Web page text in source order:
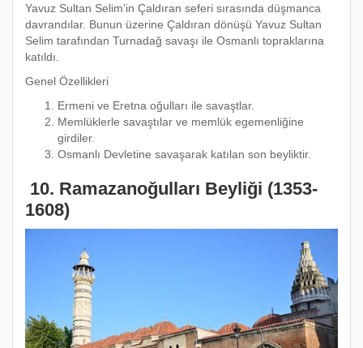
Yavuz Sultan Selim’in Çaldıran seferi sırasında düşmanca
davrandılar. Bunun üzerine Çaldıran dönüşü Yavuz Sultan
Selim tarafından Turnadağ savaşı ile Osmanlı topraklarına
katıldı.
Genel Özellikleri
Ermeni ve Eretna oğulları ile savaştlar.
Memlüklerle savaştılar ve memlük egemenliğine
girdiler.
Osmanlı Devletine savaşarak katılan son beyliktir.
10. Ramazanoğulları Beyliği (1353-
1608)